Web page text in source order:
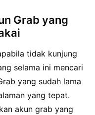
Grab yang
tidak kunjung
selama ini mencari
yang sudah lama
yang tepat.
akun grab yang